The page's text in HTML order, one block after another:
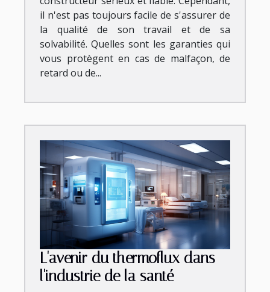
il n'est pas toujours facile de s'assurer de
la qualité de son travail et de sa
solvabilité. Quelles sont les garanties qui
vous protègent en cas de malfaçon, de
retard ou de...
L'avenir du thermoflux dans
l'industrie de la santé